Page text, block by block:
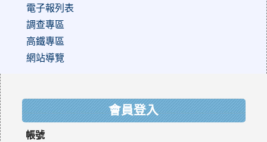
電子報列表
調查專區
高鐵專區
網站導覽
會員登入
帳號